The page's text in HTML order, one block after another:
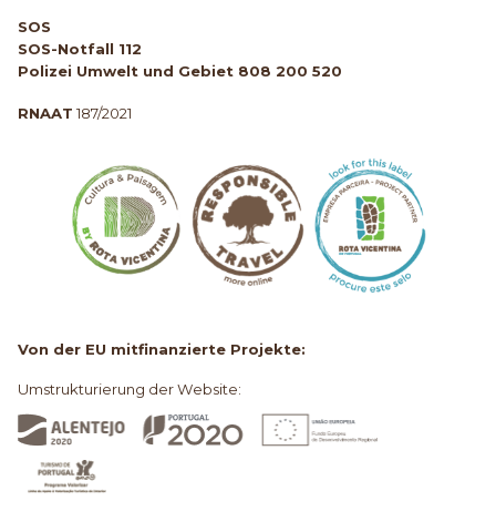
SOS
SOS-Notfall 112
Polizei Umwelt und Gebiet 808 200 520
RNAAT 187/2021
Von der EU mitfinanzierte Projekte:
Umstrukturierung der Website: